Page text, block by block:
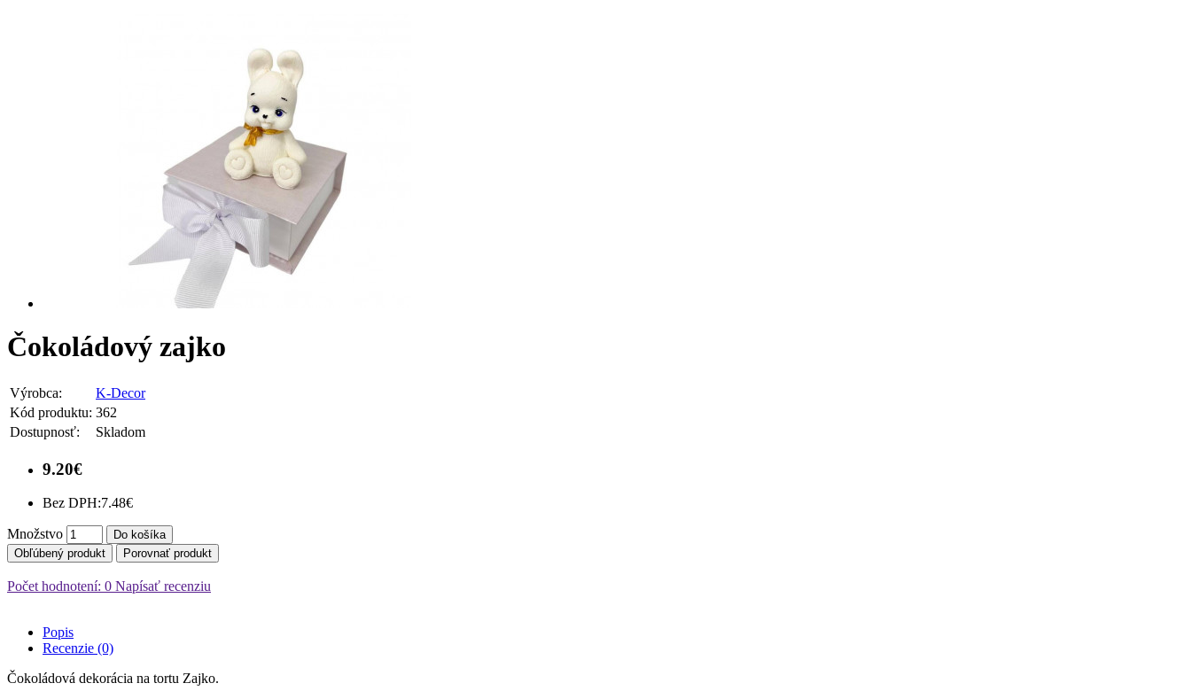
Čokoládový zajko
Výrobca:
K-Decor
Kód produktu: 362
Dostupnosť:
Skladom
9.20€
Bez DPH:7.48€
Množstvo
Do košíka
Obľúbený produkt
Porovnať produkt
Počet hodnotení: 0 Napísať recenziu
Popis
Recenzie (0)
Čokoládová dekorácia na tortu Zajko.